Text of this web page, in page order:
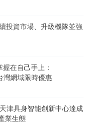
投資市場、升級機隊並強
在自己手上：
網域限時優惠
津具身智能創新中心達成
業生態